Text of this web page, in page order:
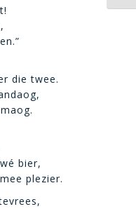
die twee.
bier,
plezier.